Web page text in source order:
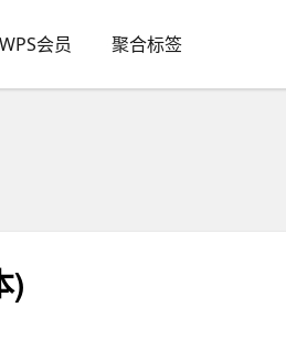
WPS会员 聚合标签
)